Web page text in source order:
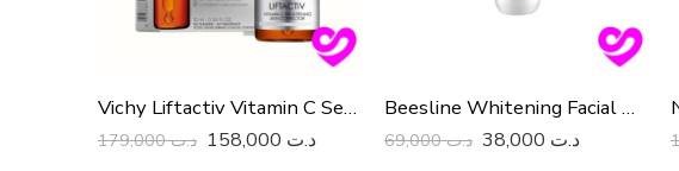
Vichy Liftactiv Vitamin C Serum And Brightening Skin Corrector
د.ت179,000 د.ت
Beesline Whitening Facial Wash
د.ت69,000 د.ت